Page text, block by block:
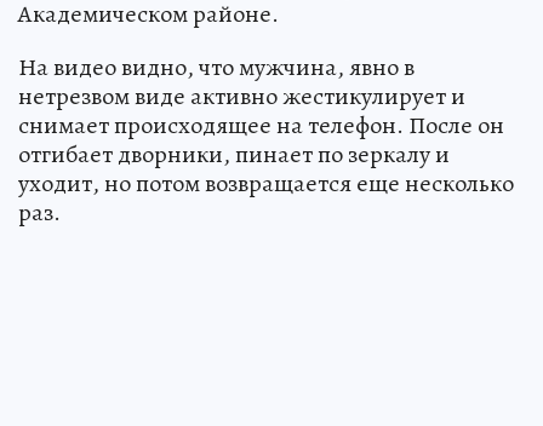
Академическом районе.
На видео видно, что мужчина, явно в
нетрезвом виде активно жестикулирует и
снимает происходящее на телефон. После он
отгибает дворники, пинает по зеркалу и
уходит, но потом возвращается еще несколько
раз.